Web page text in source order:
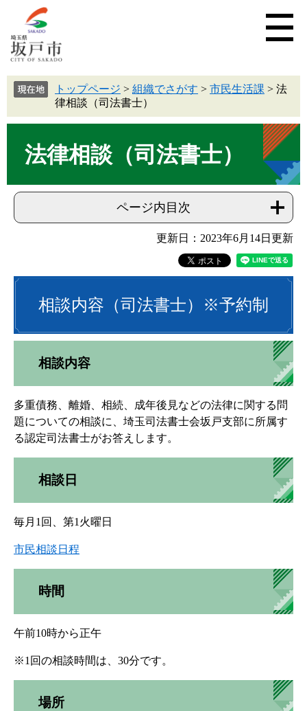
トップページ > 組織でさがす > 市民生活課 > 法
律相談（司法書士）
法律相談（司法書士）
ページ内目次
更新日：2023年6月14日更新
相談内容（司法書士）※予約制
相談内容
多重債務、離婚、相続、成年後見などの法律に関する問
題についての相談に、埼玉司法書士会坂戸支部に所属す
る認定司法書士がお答えします。
相談日
毎月1回、第1火曜日
市民相談日程
時間
午前10時から正午
※1回の相談時間は、30分です。
場所